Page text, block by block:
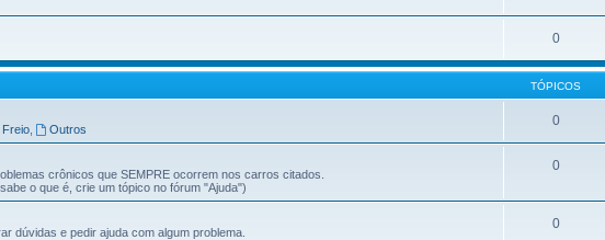
0
TÓPICOS
Freio, Outros
0
crônicos que SEMPRE ocorrem nos carros citados.
o que é, crie um tópico no fórum "Ajuda")
0
dúvidas e pedir ajuda com algum problema.
0